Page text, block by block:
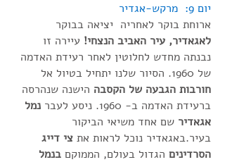
יום 9: מרקש-אגדיר
ארוחת בוקר לאחריה יציאה בבוקר
לאגאדיר, עיר האביב הנצחי! עיירה זו
נבנתה מחדש לחלוטין לאחר רעידת האדמה
של 1960. הסיור שלנו יתחיל בטיול אל
חורבות הגבעה של הקסבה הישנה שנהרסה
ברעידת האדמה ב- 1960. ניסע לעבר
נמל
אגאדיר שם אחד משיאי הביקור
בעיר.באגאדיר נוכל לראות את צי דייג
הסרדינים הגדול בעולם, הממוקם בנמל